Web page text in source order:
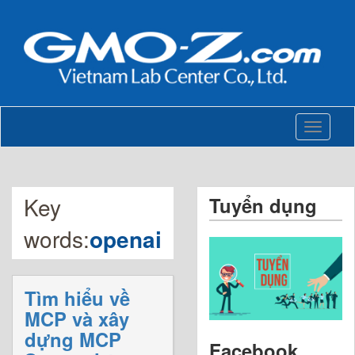
Toggle
Key
words:openai
Tìm hiểu về
MCP và xây
dựng MCP
Tuyển dụng